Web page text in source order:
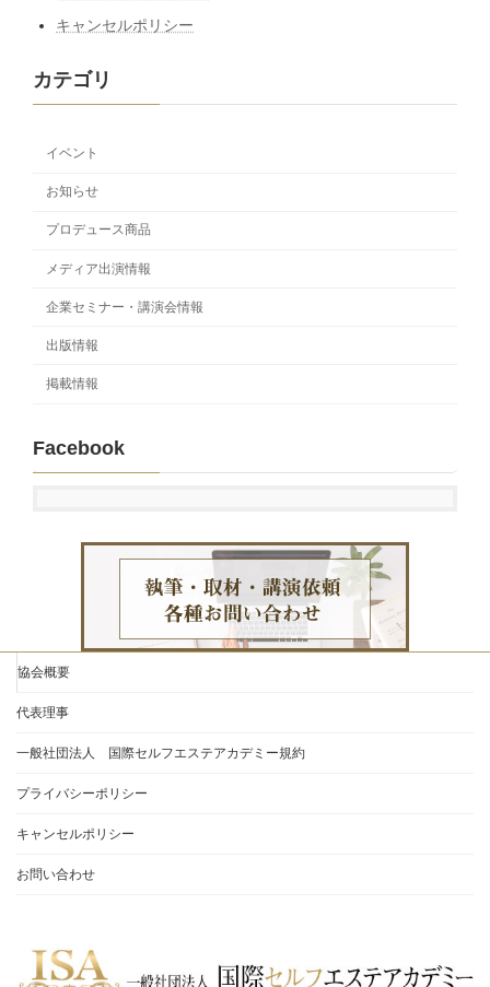
キャンセルポリシー
カテゴリ
イベント
お知らせ
プロデュース商品
メディア出演情報
企業セミナー・講演会情報
出版情報
掲載情報
Facebook
協会概要
代表理事
一般社団法人 国際セルフエステアカデミー規約
プライバシーポリシー
キャンセルポリシー
お問い合わせ